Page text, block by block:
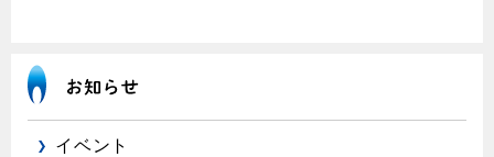
ガス設備安全点検について
イベント